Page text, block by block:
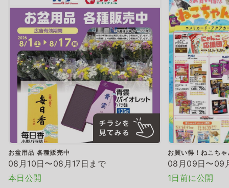
お盆用品 各種販売中
08月10日〜08月17日まで
本日公開
お買い得！ねこち
08月09日〜09
1日前に公開